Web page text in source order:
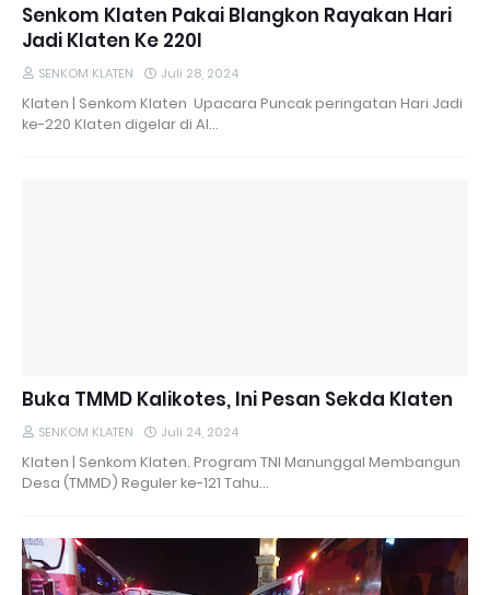
Senkom Klaten Pakai Blangkon Rayakan Hari
Jadi Klaten Ke 220l
SENKOM KLATEN Juli 28, 2024
Klaten | Senkom Klaten Upacara Puncak peringatan Hari Jadi
ke-220 Klaten digelar di Al…
Buka TMMD Kalikotes, Ini Pesan Sekda Klaten
SENKOM KLATEN Juli 24, 2024
Klaten | Senkom Klaten. Program TNI Manunggal Membangun
Desa (TMMD) Reguler ke-121 Tahu…